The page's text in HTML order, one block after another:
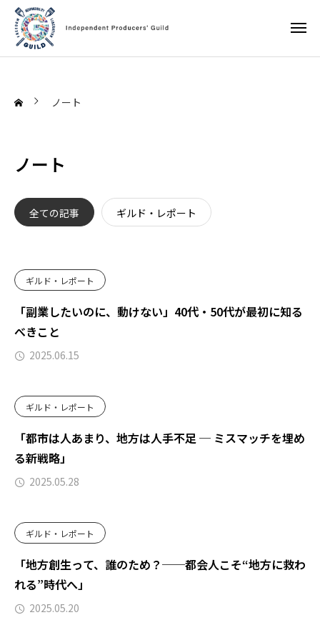
ノート
ノート
全ての記事 ギルド・レポート
ギルド・レポート
「副業したいのに、動けない」40代・50代が最初に知る
べきこと
2025.06.15
ギルド・レポート
「都市は人あまり、地方は人手不足 ─ ミスマッチを埋め
る新戦略」
2025.05.28
ギルド・レポート
「地方創生って、誰のため？──都会人こそ“地方に救わ
れる”時代へ」
2025.05.20